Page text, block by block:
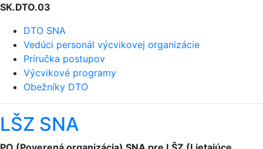
SK.DTO.03
DTO SNA
Vedúci personál výcvikovej organizácie
Príručka postupov
Výcvikové programy
Obežníky DTO
LŠZ SNA